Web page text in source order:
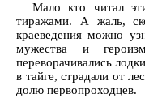
Мало кто читал
тиражами. А жаль,
краеведения можно
мужества и
переворачивались
в тайге, страдали от
долю первопроходцев.